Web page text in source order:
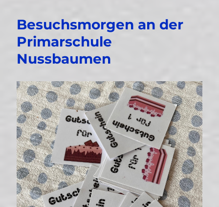
Besuchsmorgen an der
Primarschule
Nussbaumen